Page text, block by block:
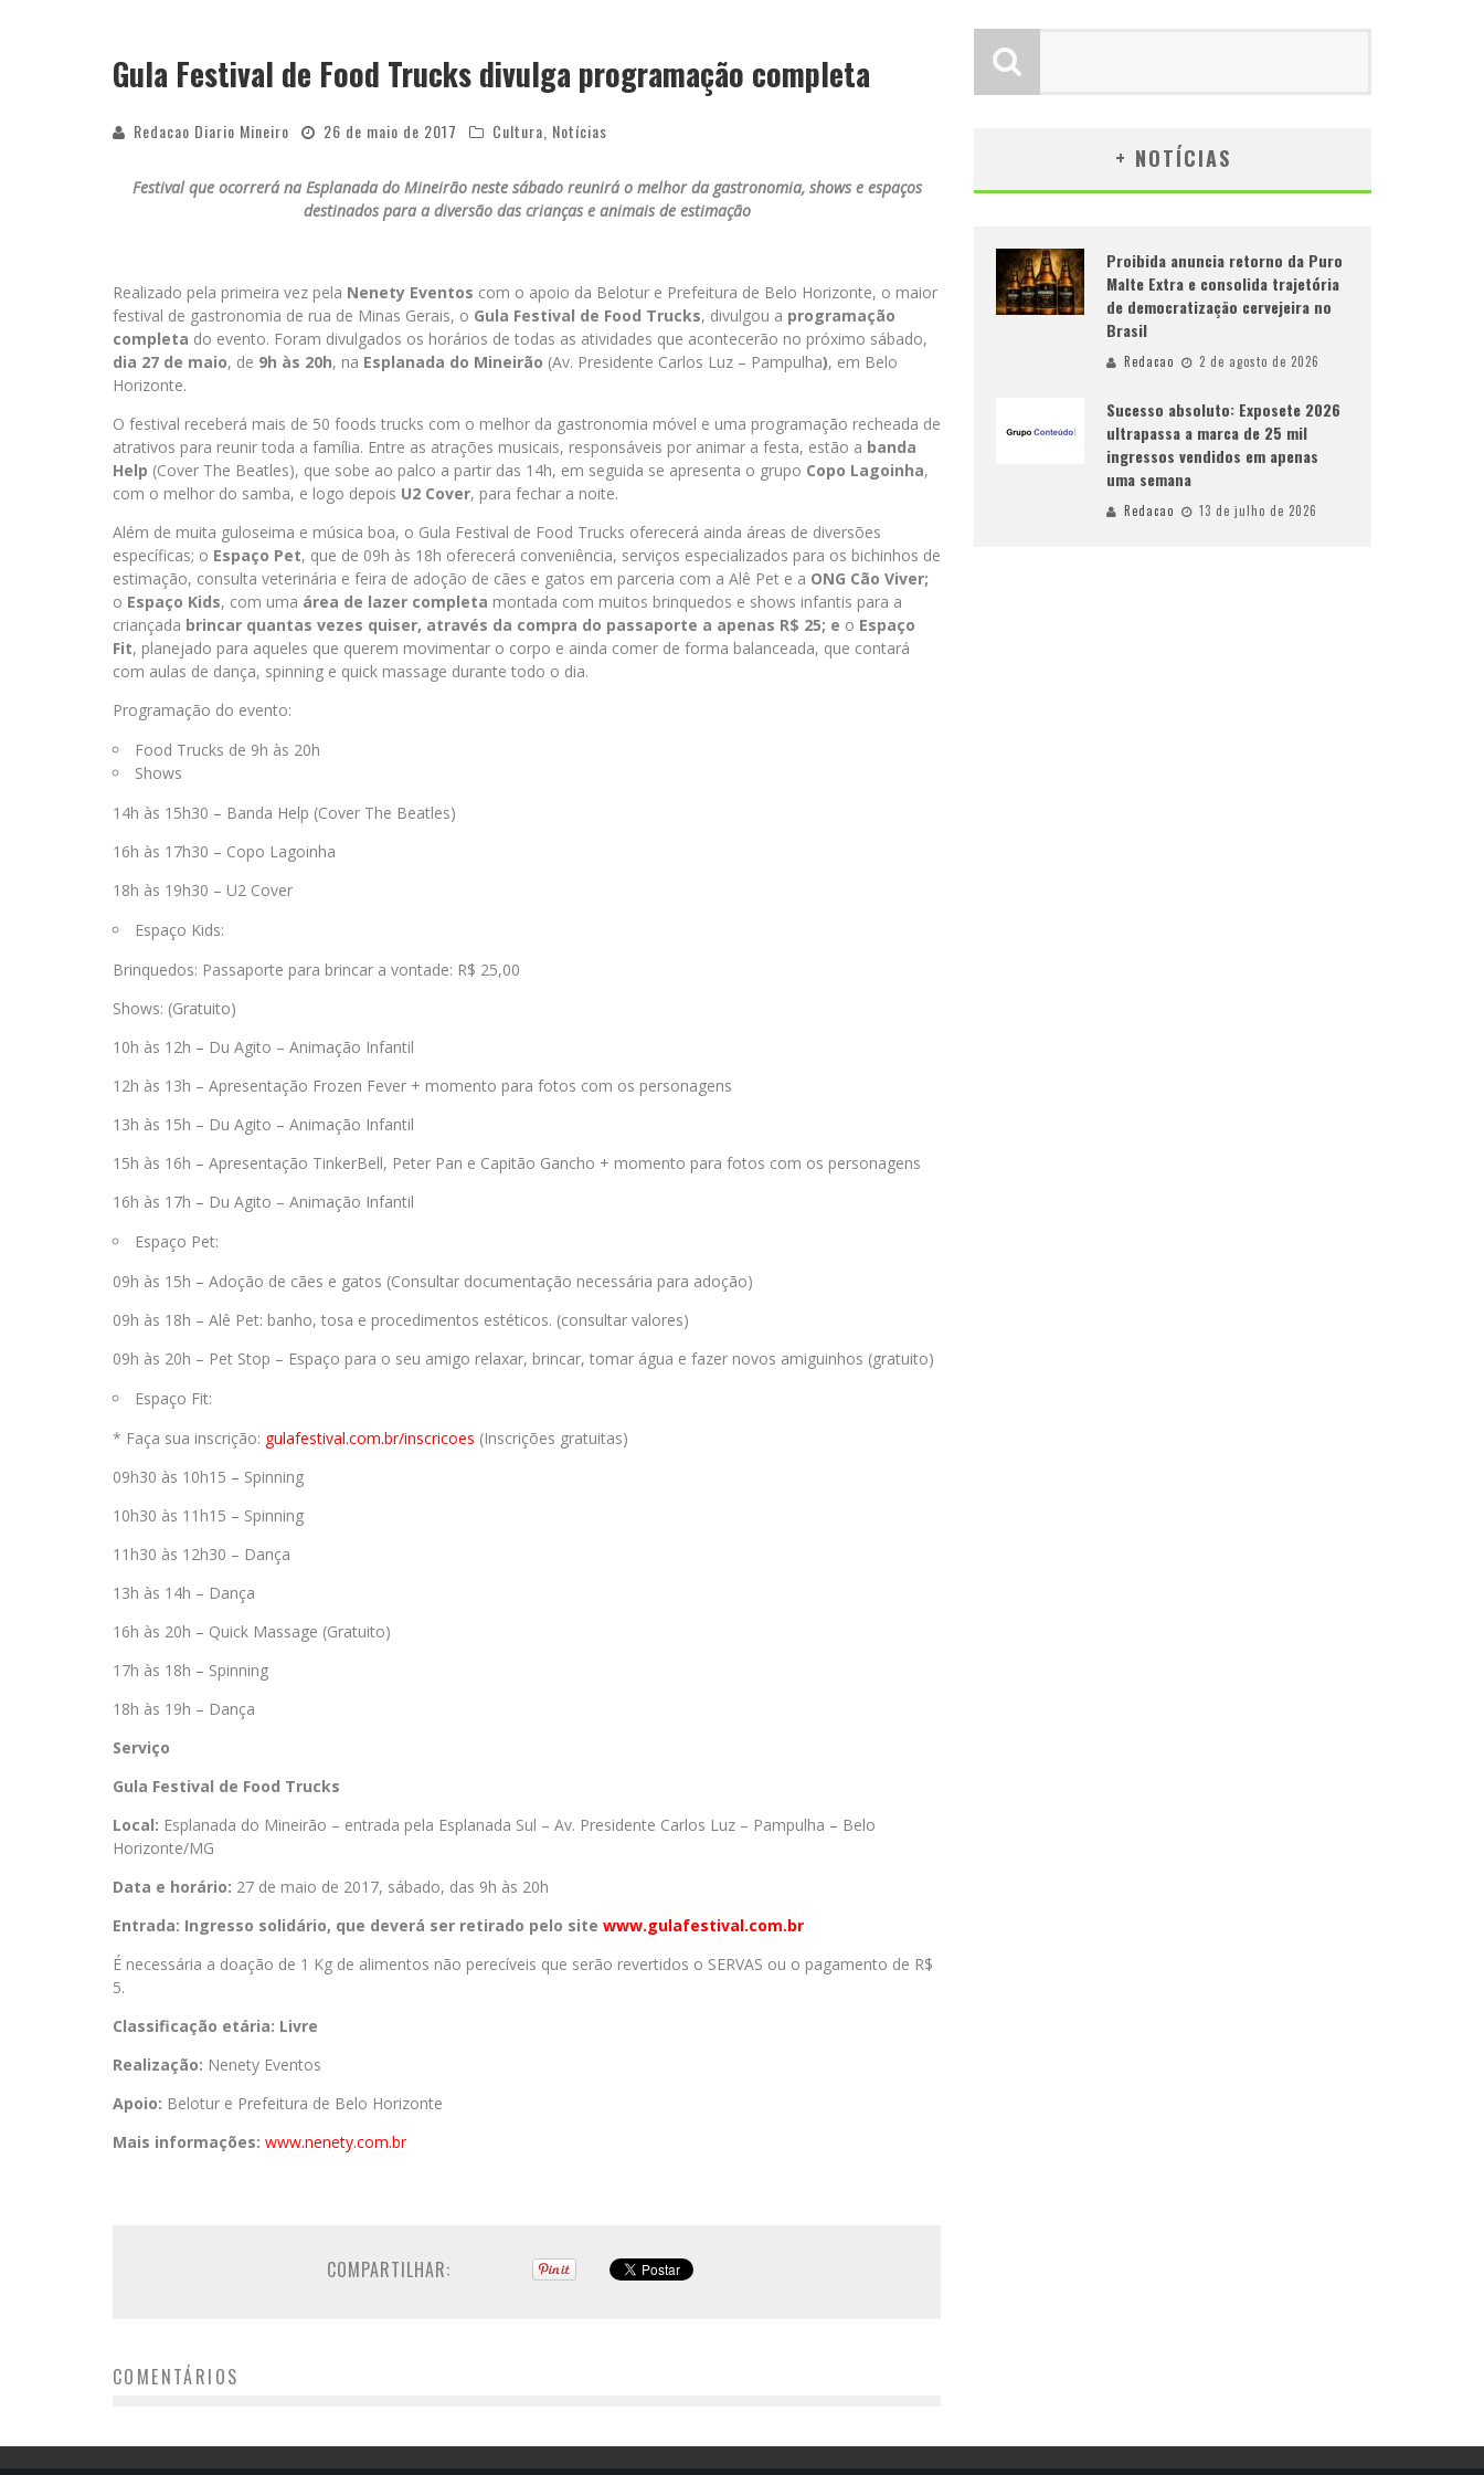
P
ROIBIDA ANUNCIA RETORNO DA PURO MALTE EXTRA E CONSOLIDA TRAJETÓRIA DE DEMOCRATIZAÇÃO CERVEJEIRA NO BRASIL
Gula Festival de Food Trucks divulga programação completa
Redacao Diario Mineiro 26 de maio de 2017 Cultura Notícias
Festival que ocorrerá na Esplanada do Mineirão neste sábado reunirá o melhor da gastronomia, shows e espaços
destinados para a diversão das crianças e animais de estimação
Realizado pela primeira vez pela Nenety Eventos com o apoio da Belotur e Prefeitura de Belo Horizonte, o maior
festival de gastronomia de rua de Minas Gerais, o Gula Festival de Food Trucks, divulgou a programação
completa do evento. Foram divulgados os horários de todas as atividades que acontecerão no próximo sábado,
dia 27 de maio, de 9h às 20h, na Esplanada do Mineirão (Av. Presidente Carlos Luz – Pampulha), em Belo
Horizonte.
O festival receberá mais de 50 foods trucks com o melhor da gastronomia móvel e uma programação recheada de
atrativos para reunir toda a família. Entre as atrações musicais, responsáveis por animar a festa, estão a banda
Help (Cover The Beatles), que sobe ao palco a partir das 14h, em seguida se apresenta o grupo Copo Lagoinha,
com o melhor do samba, e logo depois U2 Cover, para fechar a noite.
Além de muita guloseima e música boa, o Gula Festival de Food Trucks oferecerá ainda áreas de diversões
específicas; o Espaço Pet, que de 09h às 18h oferecerá conveniência, serviços especializados para os bichinhos de
estimação, consulta veterinária e feira de adoção de cães e gatos em parceria com a Alê Pet e a ONG Cão Viver;
o Espaço Kids, com uma área de lazer completa montada com muitos brinquedos e shows infantis para a
criançada brincar quantas vezes quiser, através da compra do passaporte a apenas R$ 25; e o Espaço
Fit, planejado para aqueles que querem movimentar o corpo e ainda comer de forma balanceada, que contará
com aulas de dança, spinning e quick massage durante todo o dia.
Programação do evento:
Food Trucks de 9h às 20h
Shows
14h às 15h30 – Banda Help (Cover The Beatles)
16h às 17h30 – Copo Lagoinha
18h às 19h30 – U2 Cover
Espaço Kids:
Brinquedos: Passaporte para brincar a vontade: R$ 25,00
Shows: (Gratuito)
10h às 12h – Du Agito – Animação Infantil
12h às 13h – Apresentação Frozen Fever + momento para fotos com os personagens
13h às 15h – Du Agito – Animação Infantil
15h às 16h – Apresentação TinkerBell, Peter Pan e Capitão Gancho + momento para fotos com os personagens
16h às 17h – Du Agito – Animação Infantil
Espaço Pet:
09h às 15h – Adoção de cães e gatos (Consultar documentação necessária para adoção)
09h às 18h – Alê Pet: banho, tosa e procedimentos estéticos. (consultar valores)
09h às 20h – Pet Stop – Espaço para o seu amigo relaxar, brincar, tomar água e fazer novos amiguinhos (gratuito)
Espaço Fit:
* Faça sua inscrição: gulafestival.com.br/inscricoes (Inscrições gratuitas)
09h30 às 10h15 – Spinning
10h30 às 11h15 – Spinning
11h30 às 12h30 – Dança
13h às 14h – Dança
16h às 20h – Quick Massage (Gratuito)
17h às 18h – Spinning
18h às 19h – Dança
Serviço
Gula Festival de Food Trucks
Local: Esplanada do Mineirão – entrada pela Esplanada Sul – Av. Presidente Carlos Luz – Pampulha – Belo
Horizonte/MG
Data e horário: 27 de maio de 2017, sábado, das 9h às 20h
Entrada: Ingresso solidário, que deverá ser retirado pelo site www.gulafestival.com.br
É necessária a doação de 1 Kg de alimentos não perecíveis que serão revertidos o SERVAS ou o pagamento de R$
5.
Classificação etária: Livre
Realização: Nenety Eventos
Apoio: Belotur e Prefeitura de Belo Horizonte
Mais informações: www.nenety.com.br
COMPARTILHAR:
COMENTÁRIOS
+ NOTÍCIAS
Proibida anuncia retorno da Puro
Malte Extra e consolida trajetória
de democratização cervejeira no
Brasil
Redacao 2 de agosto de 2026
Sucesso absoluto: Exposete 2026
ultrapassa a marca de 25 mil
ingressos vendidos em apenas
uma semana
Redacao 13 de julho de 2026